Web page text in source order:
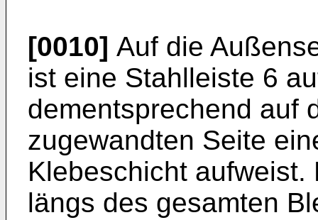
[0010] Auf die
ist eine Stahlleiste 6
dementsprechend auf
zugewandten Seite
Klebeschicht
längs des gesamten